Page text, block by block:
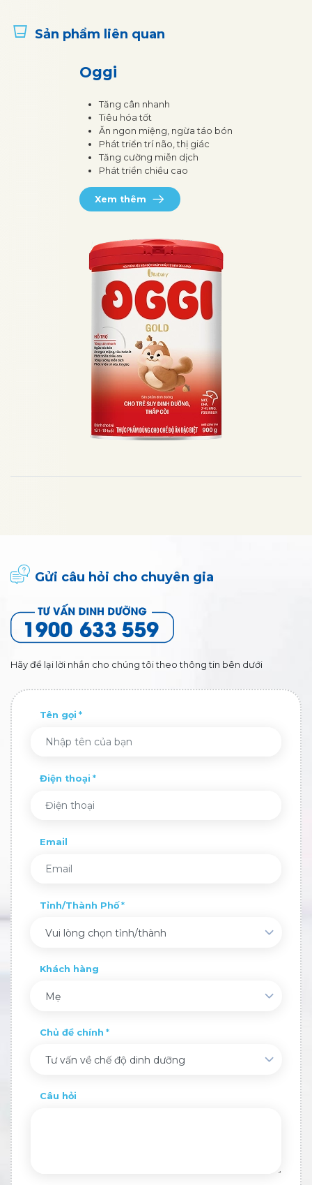
Sản phẩm liên quan
Oggi
Tăng cân nhanh
Tiêu hóa tốt
Ăn ngon miệng, ngừa táo bón
Phát triển trí não, thị giác
Tăng cường miễn dịch
Phát triển chiều cao
Xem thêm
Gửi câu hỏi cho chuyên gia
Hãy để lại lời nhắn cho chúng tôi theo thông tin bên dưới
Tên gọi
Điện thoại
Email
Tỉnh/Thành Phố
Vui lòng chọn tỉnh/thành
Khách hàng
Mẹ
Chủ đề chính
Tư vấn về chế độ dinh dưỡng
Câu hỏi